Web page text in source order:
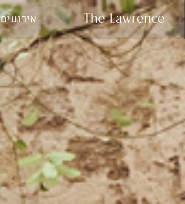
תחילתו
של
אינטרנט,
לחץ
אנטר
כדי
לעבור
לאזור
תוכן
מרכזי
אירועים